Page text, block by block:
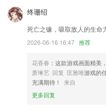
2.益诚网校app中所有的课程目录
信息有一个初步的了解，然后决定
3.可促进亲子间的交流与感情发展
4.·精选阅读真题材料，直击阅读失
5.随时随地进行信息咨询、事务处
率，方便师生校园生活
6.在线考试，这里有着海量考试题
下载9号彩票手机版安装
终珊绍
死亡之镰，吸取敌人的生命
2026-06-16 16:47 推荐
花香春 ：这款游戏画面精美
萧琳艺 回复 匡雅唯游戏的
充满期待！
来自
更多回复